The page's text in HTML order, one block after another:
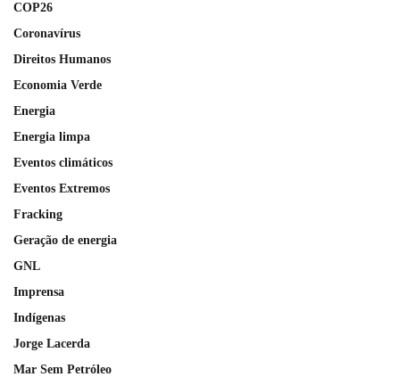
COP26
Coronavírus
Direitos Humanos
Economia Verde
Energia
Energia limpa
Eventos climáticos
Eventos Extremos
Fracking
Geração de energia
GNL
Imprensa
Indígenas
Jorge Lacerda
Mar Sem Petróleo